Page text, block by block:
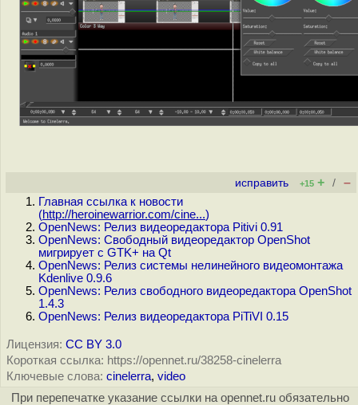
исправить +15 + / –
Главная ссылка к новости
(http://heroinewarrior.com/cine...)
OpenNews: Релиз видеоредактора Pitivi 0.91
OpenNews: Свободный видеоредактор OpenShot
мигрирует с GTK+ на Qt
OpenNews: Релиз системы нелинейного видеомонтажа
Kdenlive 0.9.6
OpenNews: Релиз свободного видеоредактора OpenShot
1.4.3
OpenNews: Релиз видеоредактора PiTiVI 0.15
Лицензия: CC BY 3.0
Короткая ссылка: https://opennet.ru/38258-cinelerra
Ключевые слова: cinelerra, video
При перепечатке указание ссылки на opennet.ru обязательно